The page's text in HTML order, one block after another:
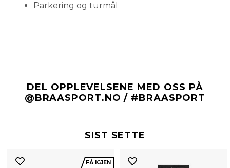
Parkering og turmål
DEL OPPLEVELSENE MED OSS PÅ
@BRAASPORT.NO / #BRAASPORT
SIST SETTE
FÅ IGJEN